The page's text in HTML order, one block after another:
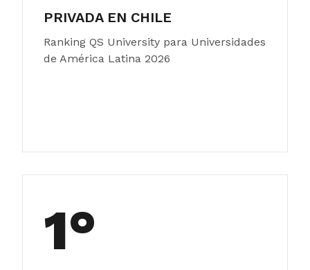
PRIVADA EN CHILE
Ranking QS University para Universidades
de América Latina 2026
1°